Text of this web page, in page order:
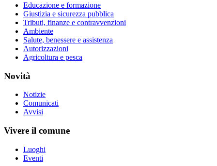
Educazione e formazione
Giustizia e sicurezza pubblica
Tributi, finanze e contravvenzioni
Ambiente
Salute, benessere e assistenza
Autorizzazioni
Agricoltura e pesca
Novità
Notizie
Comunicati
Avvisi
Vivere il comune
Luoghi
Eventi